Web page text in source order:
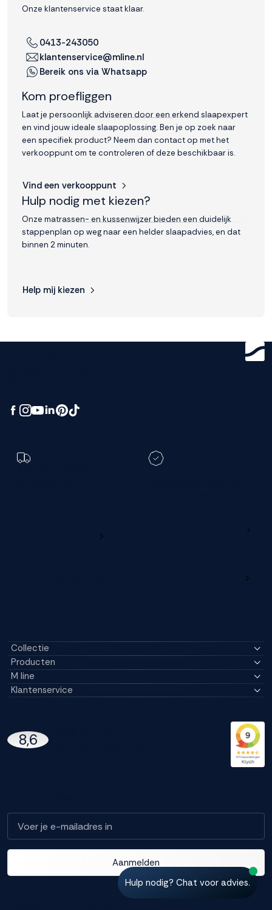
Hulp nodig? Chat voor advies.
Onze klantenservice staat klaar.
0413-243050
klantenservice@mline.nl
Bereik ons via Whatsapp
Kom proefliggen
Laat je persoonlijk adviseren door een erkend slaapexpert
en vind jouw ideale slaapoplossing. Ben je op zoek naar
een specifiek product? Neem dan contact op met het
verkooppunt om te controleren of deze beschikbaar is.
Vind een verkooppunt
Hulp nodig met kiezen?
Onze matrassen- en kussenwijzer bieden een duidelijk
stappenplan op weg naar een helder slaapadvies, en dat
binnen 2 minuten.
Help mij kiezen
Collectie
Producten
M line
Klantenservice
8,6
Aanmelden